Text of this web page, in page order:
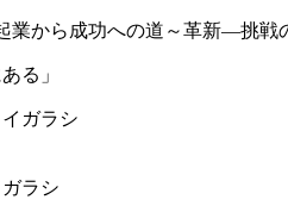
業から成功への道～革新―挑戦
る」
ラシ